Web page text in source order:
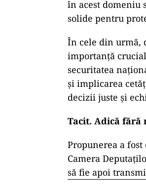
în acest domeniu
solide pentru
În cele din urmă,
importanță
securitatea
și implicarea
decizii juste și
Tacit. Adică fără
Propunerea a
Camera
să fie apoi